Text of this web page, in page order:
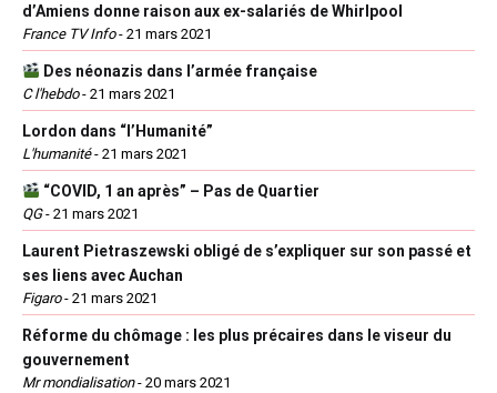
d’Amiens donne raison aux ex-salariés de Whirlpool
France TV Info- 21 mars 2021
Des néonazis dans l’armée française
C l'hebdo- 21 mars 2021
Lordon dans “l’Humanité”
L'humanité- 21 mars 2021
“COVID, 1 an après” – Pas de Quartier
QG- 21 mars 2021
Laurent Pietraszewski obligé de s’expliquer sur son passé et
ses liens avec Auchan
Figaro- 21 mars 2021
Réforme du chômage : les plus précaires dans le viseur du
gouvernement
Mr mondialisation- 20 mars 2021